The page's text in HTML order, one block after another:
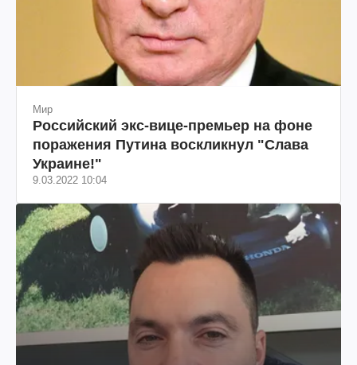
Мир
Российский экс-вице-премьер на фоне
поражения Путина воскликнул "Слава
Украине!"
9.03.2022 10:04